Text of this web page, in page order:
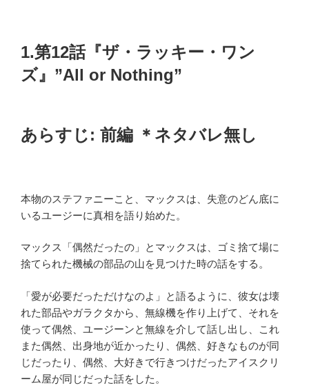
1.第12話『ザ・ラッキー・ワン
ズ』”All or Nothing”
あらすじ: 前編 ＊ネタバレ無し
本物のステファニーこと、マックスは、失意のどん底に
いるユージーに真相を語り始めた。
マックス「偶然だったの」とマックスは、ゴミ捨て場に
捨てられた機械の部品の山を見つけた時の話をする。
「愛が必要だっただけなのよ」と語るように、彼女は壊
れた部品やガラクタから、無線機を作り上げて、それを
使って偶然、ユージーンと無線を介して話し出し、これ
また偶然、出身地が近かったり、偶然、好きなものが同
じだったり、偶然、大好きで行きつけだったアイスクリ
ーム屋が同じだった話をした。